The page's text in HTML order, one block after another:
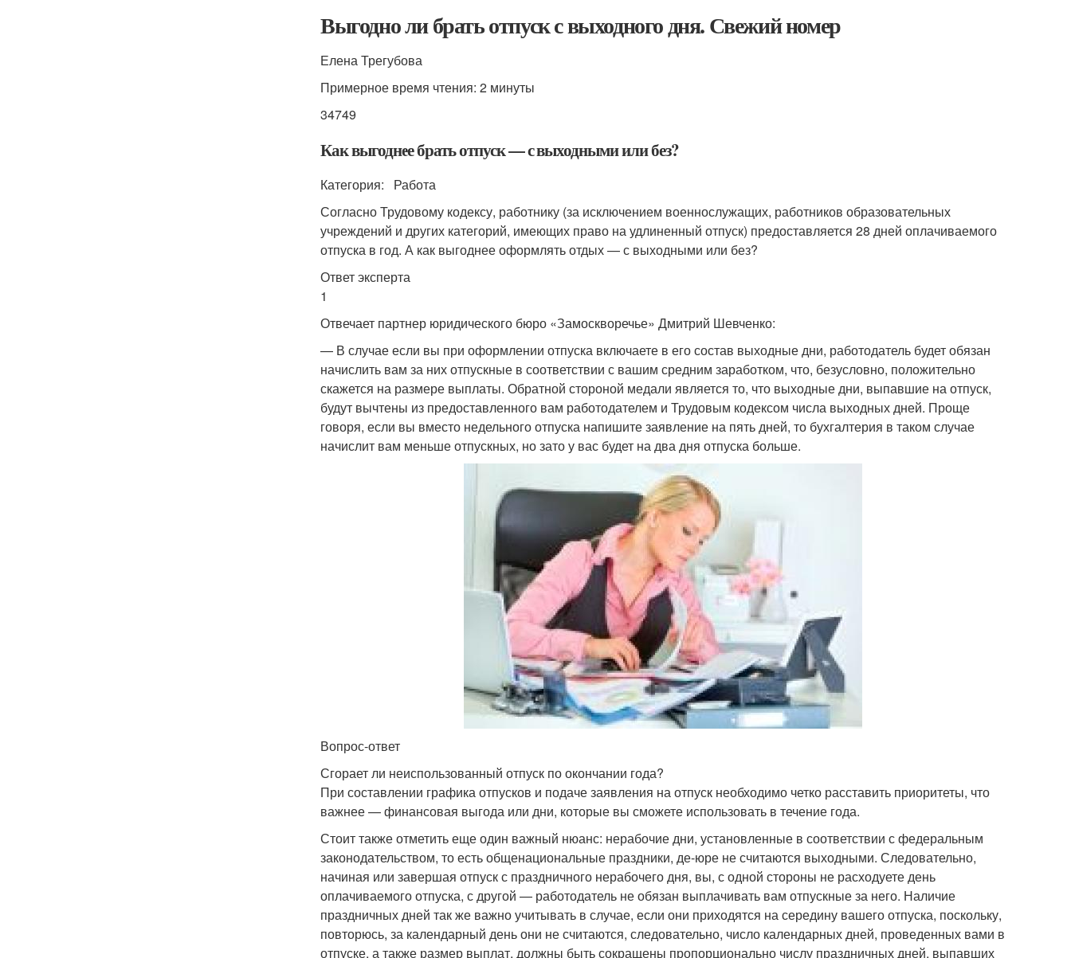
Выгодно ли брать отпуск с выходного дня. Свежий номер
Елена Трегубова
Примерное время чтения: 2 минуты
34749
Как выгоднее брать отпуск — с выходными или без?
Категория: Работа
Согласно Трудовому кодексу, работнику (за исключением военнослужащих, работников образовательных
учреждений и других категорий, имеющих право на удлиненный отпуск) предоставляется 28 дней оплачиваемого
отпуска в год. А как выгоднее оформлять отдых — с выходными или без?
Ответ эксперта
1
Отвечает партнер юридического бюро «Замоскворечье» Дмитрий Шевченко:
— В случае если вы при оформлении отпуска включаете в его состав выходные дни, работодатель будет обязан
начислить вам за них отпускные в соответствии с вашим средним заработком, что, безусловно, положительно
скажется на размере выплаты. Обратной стороной медали является то, что выходные дни, выпавшие на отпуск,
будут вычтены из предоставленного вам работодателем и Трудовым кодексом числа выходных дней. Проще
говоря, если вы вместо недельного отпуска напишите заявление на пять дней, то бухгалтерия в таком случае
начислит вам меньше отпускных, но зато у вас будет на два дня отпуска больше.
Вопрос-ответ
Сгорает ли неиспользованный отпуск по окончании года?
При составлении графика отпусков и подаче заявления на отпуск необходимо четко расставить приоритеты, что
важнее — финансовая выгода или дни, которые вы сможете использовать в течение года.
Стоит также отметить еще один важный нюанс: нерабочие дни, установленные в соответствии с федеральным
законодательством, то есть общенациональные праздники, де-юре не считаются выходными. Следовательно,
начиная или завершая отпуск с праздничного нерабочего дня, вы, с одной стороны не расходуете день
оплачиваемого отпуска, с другой — работодатель не обязан выплачивать вам отпускные за него. Наличие
праздничных дней так же важно учитывать в случае, если они приходятся на середину вашего отпуска, поскольку,
повторюсь, за календарный день они не считаются, следовательно, число календарных дней, проведенных вами в
отпуске, а также размер выплат, должны быть сокращены пропорционально числу праздничных дней, выпавших